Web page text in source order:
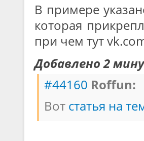
В примере
которая
при чем тут
Добавлено 2
#44160 Roffun:
Вот статья на